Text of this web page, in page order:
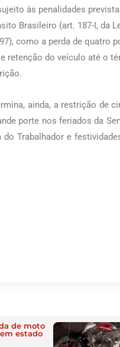
às penalidades
Brasileiro (art. 187-I, da
como a perda de quatro
retenção do veículo até o
ainda, a restrição de
porte nos feriados da
do Trabalhador e
de moto
estado